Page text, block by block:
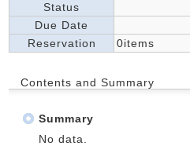
Status
Due Date
Reservation
0items
Contents and Summary
Summary
No data.